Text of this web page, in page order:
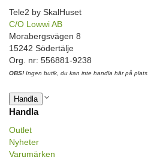
Tele2 by SkalHuset
C/O Lowwi AB
Morabergsvägen 8
15242 Södertälje
Org. nr: 556881-9238
OBS! Ingen butik, du kan inte handla här på plats
Handla
Handla
Outlet
Nyheter
Varumärken